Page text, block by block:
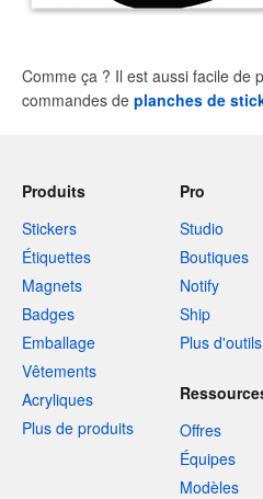
Comme ça ? Il est aussi facile de
commandes de planches de
Produits
Stickers
Étiquettes
Magnets
Badges
Emballage
Vêtements
Acryliques
Plus de produits
Pro
Studio
Boutiques
Notify
Ship
Plus
Offres
Équipes
Modèles